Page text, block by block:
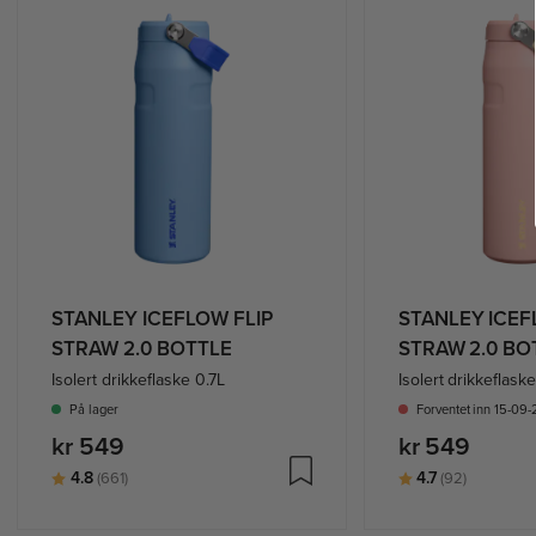
STANLEY ICEFLOW FLIP
STRAW 2.0 BOTTLE
Isolert drikkeflaske 0.7L
På lager
kr 549
Karakter:
4.8(661)av 5 mulige
STANLEY
STRAW 2.0
Isolert
Forventet inn 15-
kr 549
Karakter:
4.7 (92)